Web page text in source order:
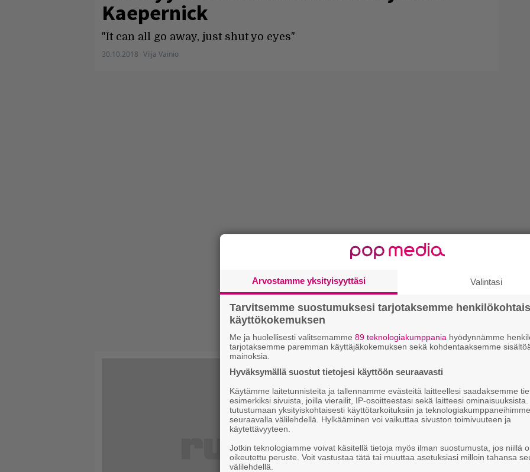
Kaepernick
"It can all go away, just shut yo eyes"
30.10.2018 Vilja Vainio
Arvostamme yksityisyyttäsi Valintasi
Tarvitsemme suostumuksesi tarjotaksemme
käyttökokemuksen
Me ja huolellisesti valitsemamme 89 teknologiakumppania hyödynnämme
tarjotaksemme paremman käyttäjäkokemuksen sekä kohdentaaksemme
mainoksia.
Hyväksymällä suostut tietojesi käyttöön seuraavasti
Käytämme laitetunnisteita ja tallennamme evästeitä laitteellesi saadaksemme
esimerkiksi sivuista, joilla vierailit, IP-osoitteestasi sekä laitteesi
tutustumaan yksityiskohtaisesti käyttötarkoituksiin ja teknologiakumppaneihimme
seuraavalla välilehdellä. Hylkääminen voi vaikuttaa sivuston toimivuuteen ja
käytettävyyteen.
Jotkin teknologiamme voivat käsitellä tietoja myös ilman suostumusta, jos niillä
oikeutettu peruste. Voit vastustaa tätä tai muuttaa asetuksiasi milloin tahansa
välilehdellä.